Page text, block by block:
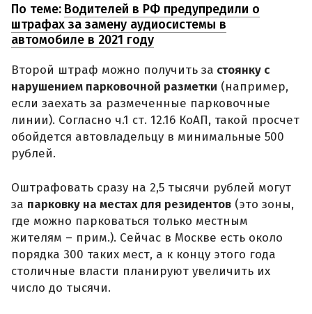
По теме: Водителей в РФ предупредили о
штрафах за замену аудиосистемы в
автомобиле в 2021 году
Второй штраф можно получить за стоянку с
нарушением парковочной разметки (например,
если заехать за размеченные парковочные
линии). Согласно ч.1 ст. 12.16 КоАП, такой просчет
обойдется автовладельцу в минимальные 500
рублей.
Оштрафовать сразу на 2,5 тысячи рублей могут
за парковку на местах для резидентов (это зоны,
где можно парковаться только местным
жителям – прим.). Сейчас в Москве есть около
порядка 300 таких мест, а к концу этого года
столичные власти планируют увеличить их
число до тысячи.